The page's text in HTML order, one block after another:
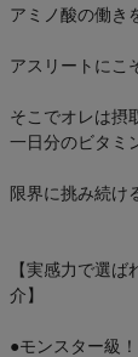
アミノ酸の働き
アスリートにこ
そこでオレは摂
一日分のビタミ
限界に挑み続け
【実感力で選
介】
●モンスター級